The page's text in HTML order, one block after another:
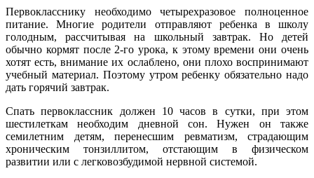
Первокласснику необходимо четырехразовое полноценное
питание. Многие родители отправляют ребенка в школу
голодным, рассчитывая на школьный завтрак. Но детей
обычно кормят после 2-го урока, к этому времени они очень
хотят есть, внимание их ослаблено, они плохо воспринимают
учебный материал. Поэтому утром ребенку обязательно надо
дать горячий завтрак.
Спать первоклассник должен 10 часов в сутки, при этом
шестилеткам необходим дневной сон. Нужен он также
семилетним детям, перенесшим ревматизм, страдающим
хроническим тонзиллитом, отстающим в физическом
развитии или с легковозбудимой нервной системой.